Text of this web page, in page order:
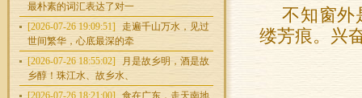
最朴素的词汇表达了对一
[2026-07-26 19:09:51]
走遍千山万水，见过
世间繁华，心底最深的牵
[2026-07-26 18:55:02]
月是故乡明，酒是故
乡醇！珠江水、故乡水、
[2026-07-26 18:21:00]
食在广东，走天南地
不知窗外
缕芳痕。兴